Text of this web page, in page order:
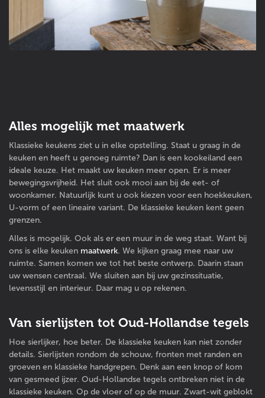
Alles mogelijk met maatwerk
Klassieke keukens ziet u in elke opstelling. Staat u graag in de
keuken en heeft u genoeg ruimte? Dan is een kookeiland een
ideale keuze. Het maakt uw keuken meer open. Er is meer
bewegingsvrijheid. Het sluit ook mooi aan bij de eet- of
woonkamer. Natuurlijk kunt u ook kiezen voor een hoekkeuken,
U-vorm of een lineaire variant. De klassieke keuken kent geen
grenzen.
Alles is mogelijk. Ook als er een muur in de weg staat. Want bij
ons is elke keuken maatwerk. We kijken graag mee naar uw
ruimte. Samen komen we tot het beste ontwerp. Daarin staan
uw wensen centraal. We sluiten aan bij uw gezinssituatie,
levensstijl en interieur. Daar mag u op rekenen.
Van sierlijsten tot Oud-Hollandse tegels
Hoe sierlijker, hoe beter. De klassieke keuken kan niet zonder
details. Sierlijsten rondom de schouw, fronten met randen en
groeven en klassieke handgrepen. Denk aan een knop of kom
van gesmeed ijzer. Oud-Hollandse tegels ontbreken niet in de
klassieke keuken. Op de vloer of op de muur. Zwart-wit geblokt